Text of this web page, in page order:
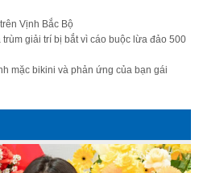
Vịnh Bắc Bộ
giải trí bị bắt vì cáo buộc lừa đảo 500
mặc bikini và phản ứng của bạn gái